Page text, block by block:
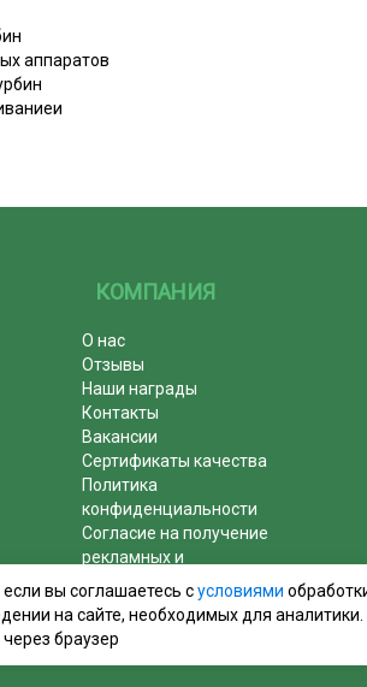
аппаратов
КОМПАНИЯ
О нас
Отзывы
Наши награды
Контакты
Вакансии
Сертификаты качества
Политика
конфиденциальности
Согласие на получение
рекламных и
информационных рассылок
Почему журналы покупают у
вы соглашаетесь сусловиями
на сайте, необходимых для аналитики.
браузер